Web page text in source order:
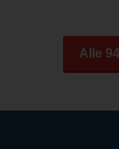
Alle